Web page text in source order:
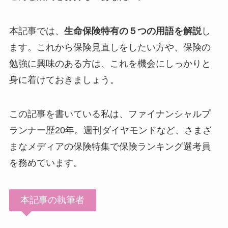
本記事では、 生命保険特有の５つの用語を解説し
ます。これから保険見直しをしたい方や、保険の
勉強に興味のある方は、これを機会にしっかりと
身に着けておきましょう。
この記事を書いている私は、ファイナンシャルプ
ランナー歴20年。週刊ダイヤモンドなど、さまざ
まなメディアの保険特集で保険ランキング選考員
を務めています。
本記事の執筆者